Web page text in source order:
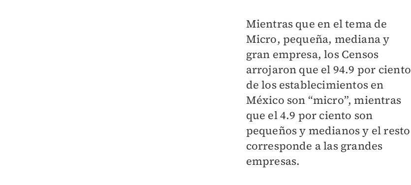
Mientras que en el tema de
Micro, pequeña, mediana y
gran empresa, los Censos
arrojaron que el 94.9 por ciento
de los establecimientos en
México son “micro”, mientras
que el 4.9 por ciento son
pequeños y medianos y el resto
corresponde a las grandes
empresas.